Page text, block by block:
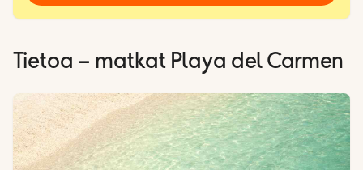
Tietoa – matkat Playa del Carmen